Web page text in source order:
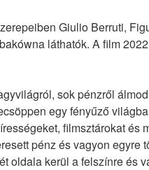
Giulio Berruti,
láthatók. A film
sok pénzről
egy fényűző
filmsztárokat és
pénz és vagyon
oldala kerül a felszínre és